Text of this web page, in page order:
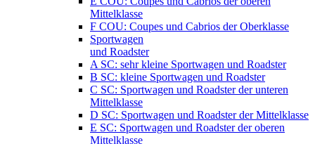
Mittelklasse
F COU: Coupes und Cabrios der Oberklasse
Sportwagen
und Roadster
A SC: sehr kleine Sportwagen und Roadster
B SC: kleine Sportwagen und Roadster
C SC: Sportwagen und Roadster der unteren
Mittelklasse
D SC: Sportwagen und Roadster der Mittelklasse
E SC: Sportwagen und Roadster der oberen
Mittelklasse